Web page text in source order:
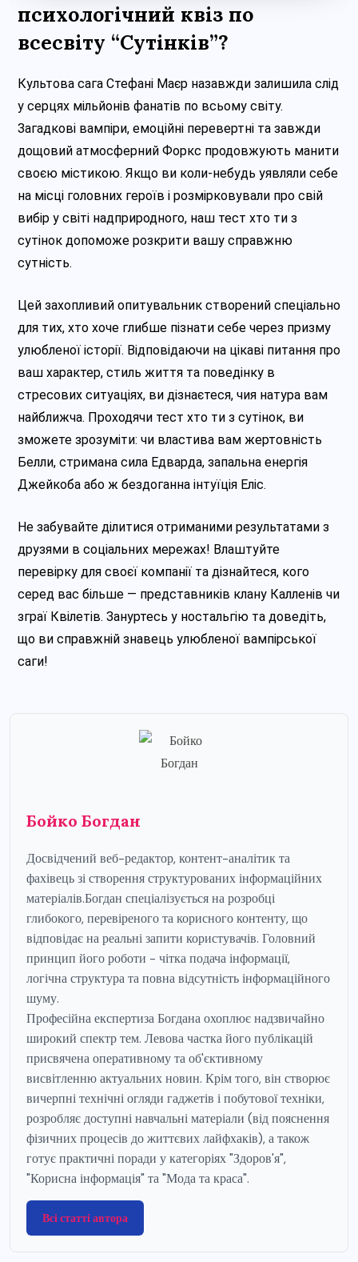
психологічний квіз по
всесвіту “Сутінків”?
Культова сага Стефані Маєр назавжди залишила слід
у серцях мільйонів фанатів по всьому світу.
Загадкові вампіри, емоційні перевертні та завжди
дощовий атмосферний Форкс продовжують манити
своєю містикою. Якщо ви коли-небудь уявляли себе
на місці головних героїв і розмірковували про свій
вибір у світі надприродного, наш тест хто ти з
сутінок допоможе розкрити вашу справжню
сутність.
Цей захопливий опитувальник створений спеціально
для тих, хто хоче глибше пізнати себе через призму
улюбленої історії. Відповідаючи на цікаві питання про
ваш характер, стиль життя та поведінку в
стресових ситуаціях, ви дізнаєтеся, чия натура вам
найближча. Проходячи тест хто ти з сутінок, ви
зможете зрозуміти: чи властива вам жертовність
Белли, стримана сила Едварда, запальна енергія
Джейкоба або ж бездоганна інтуїція Еліс.
Не забувайте ділитися отриманими результатами з
друзями в соціальних мережах! Влаштуйте
перевірку для своєї компанії та дізнайтеся, кого
серед вас більше — представників клану Калленів чи
зграї Квілетів. Зануртесь у ностальгію та доведіть,
що ви справжній знавець улюбленої вампірської
саги!
Бойко Богдан
Досвідчений веб-редактор, контент-аналітик та
фахівець зі створення структурованих інформаційних
матеріалів.Богдан спеціалізується на розробці
глибокого, перевіреного та корисного контенту, що
відповідає на реальні запити користувачів. Головний
принцип його роботи - чітка подача інформації,
логічна структура та повна відсутність інформаційного
шуму.
Професійна експертиза Богдана охоплює надзвичайно
широкий спектр тем. Левова частка його публікацій
присвячена оперативному та об'єктивному
висвітленню актуальних новин. Крім того, він створює
вичерпні технічні огляди гаджетів і побутової техніки,
розробляє доступні навчальні матеріали (від пояснення
фізичних процесів до життєвих лайфхаків), а також
готує практичні поради у категоріях "Здоров'я",
"Корисна інформація" та "Мода та краса".
Всі статті автора